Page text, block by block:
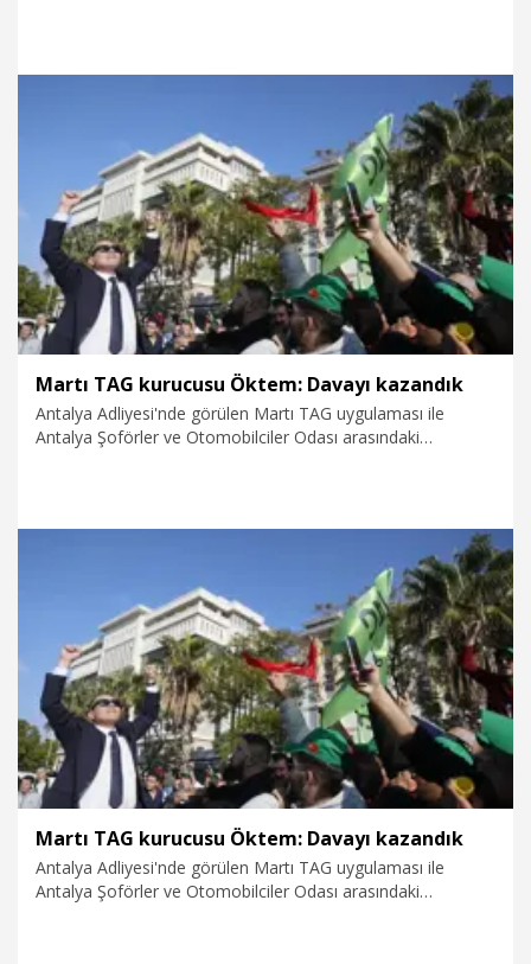
23.12.2024 Kurumsal
Martı TAG kurucusu Öktem: Davayı kazandık
Antalya Adliyesi'nde görülen Martı TAG uygulaması ile
Antalya Şoförler ve Otomobilciler Odası arasındaki
İstanbul'da bizim kazandığımız dava nedeniyle burada
yargılamanın gerek olmadığına karar verdi. Martı'nın önünde
20.12.2024 Video
Martı TAG kurucusu Öktem: Davayı kazandık
Antalya Adliyesi'nde görülen Martı TAG uygulaması ile
Antalya Şoförler ve Otomobilciler Odası arasındaki